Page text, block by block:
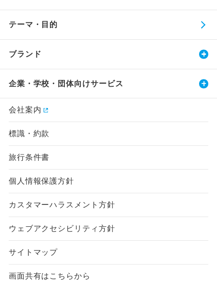
テーマ・目的
ブランド
企業・学校・団体向けサービス
会社案内
標識・約款
旅行条件書
個人情報保護方針
カスタマーハラスメント方針
ウェブアクセシビリティ方針
サイトマップ
画面共有はこちらから